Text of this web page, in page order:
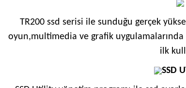
TR200 ssd serisi ile sunduğu gerçek
oyun,multimedia ve grafik uygulamalarında
ilk
SSD